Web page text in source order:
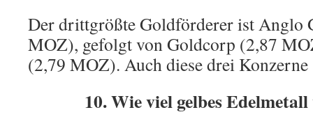
Der drittgrößte Goldförderer ist Anglo
MOZ), gefolgt von Goldcorp (2,87
(2,79 MOZ). Auch diese drei
10. Wie viel gelbes